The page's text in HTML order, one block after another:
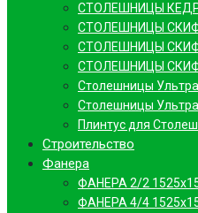
СТОЛЕШНИЦЫ КЕДР
СТОЛЕШНИЦЫ СКИФ
СТОЛЕШНИЦЫ СКИФ
СТОЛЕШНИЦЫ СКИФ
Столешницы
Столешницы
Плинтус для
Строительство
Фанера
ФАНЕРА 2/2
ФАНЕРА 4/4